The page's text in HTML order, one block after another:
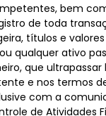
bem
de toda
títulos e
qualquer ativo
que ultrapassar
e nos termos
com a
de Atividades